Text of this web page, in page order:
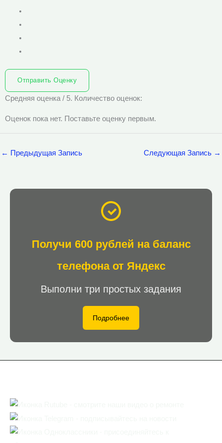
Отправить Оценку
Средняя оценка / 5. Количество оценок:
Оценок пока нет. Поставьте оценку первым.
← Предыдущая Запись Следующая Запись →
Получи 600 рублей на баланс
телефона от Яндекс
Выполни три простых задания
Подробнее